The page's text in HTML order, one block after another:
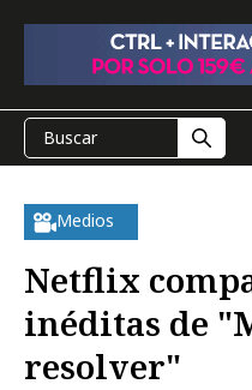
Medios
Netflix
inéditas de
resolver"